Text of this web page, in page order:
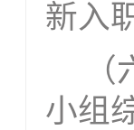
新入
小组